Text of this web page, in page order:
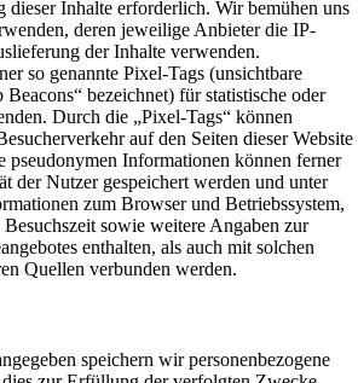
dieser Inhalte erforderlich. Wir bemühen uns
deren jeweilige Anbieter die IP-
der Inhalte verwenden.
so genannte Pixel-Tags (unsichtbare
bezeichnet) für statistische oder
Durch die „Pixel-Tags“ können
auf den Seiten dieser Website
pseudonymen Informationen können ferner
der Nutzer gespeichert werden und unter
zum Browser und Betriebssystem,
sowie weitere Angaben zur
enthalten, als auch mit solchen
Quellen verbunden werden.
speichern wir personenbezogene